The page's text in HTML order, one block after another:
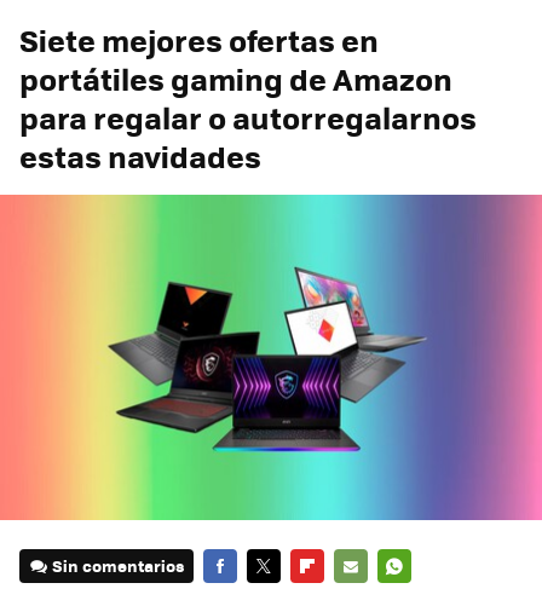
Siete mejores ofertas en
portátiles gaming de Amazon
para regalar o autorregalarnos
estas navidades
Sin comentarios